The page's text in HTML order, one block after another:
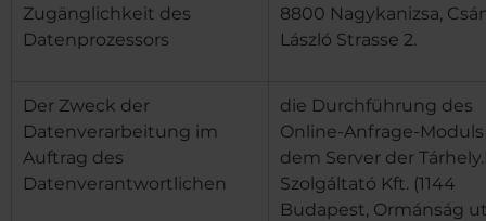
Zugänglichkeit des
Datenprozessors
8800 Nagykanizsa,
László Strasse 2.
Der Zweck der
Datenverarbeitung im
Auftrag des
Datenverantwortlichen
die Durchführung des
Online-Anfrage-
dem Server der
Szolgáltató Kft. (1144
Budapest, Ormánság